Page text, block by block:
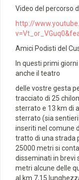
Video del percorso
http://
Amici Podisti del
In questi primi
anche il teatro
delle vostre gesta
tracciato di 25
sterrato e 13 km di
sterrato (sia
inseriti nel comune
tratto di una strada
25000 metri si
disseminati in brevi
metri alcune delle
al km 7,15